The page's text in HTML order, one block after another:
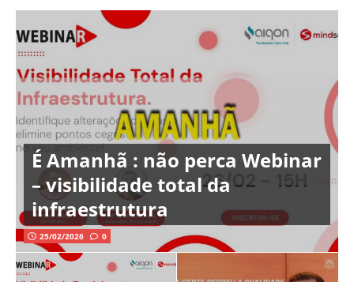
É Amanhã : não perca Webinar
– visibilidade total da
infraestrutura
25/02/2026 0